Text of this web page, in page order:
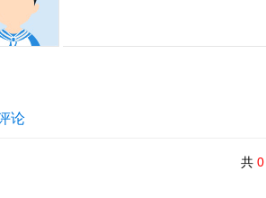
论
共 0